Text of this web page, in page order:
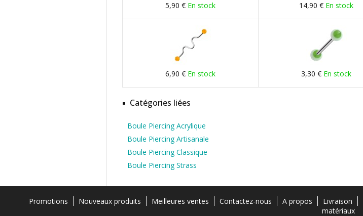
5,90 € En stock 14,90 € En stock
6,90 € En stock 3,30 € En stock
Catégories liées
Boule Piercing Acrylique
Boule Piercing Artisanale
Boule Piercing Classique
Boule Piercing Strass
Promotions Nouveaux produits Meilleures ventes Contactez-nous A propos Livraison
matériaux